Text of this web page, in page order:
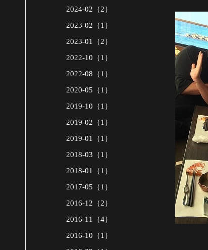
2024-02（2）
2023-02（1）
2023-01（2）
2022-10（1）
2022-08（1）
2020-05（1）
2019-10（1）
2019-02（1）
2019-01（1）
2018-03（1）
2018-01（1）
2017-05（1）
2016-12（2）
2016-11（4）
2016-10（1）